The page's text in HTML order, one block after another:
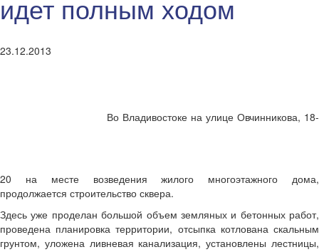
идет полным ходом
23.12.2013
Во Владивостоке на улице Овчинникова, 18-
20 на месте возведения жилого многоэтажного дома,
продолжается строительство сквера.
Здесь уже проделан большой объем земляных и бетонных работ,
проведена планировка территории, отсыпка котлована скальным
грунтом, уложена ливневая канализация, установлены лестницы,